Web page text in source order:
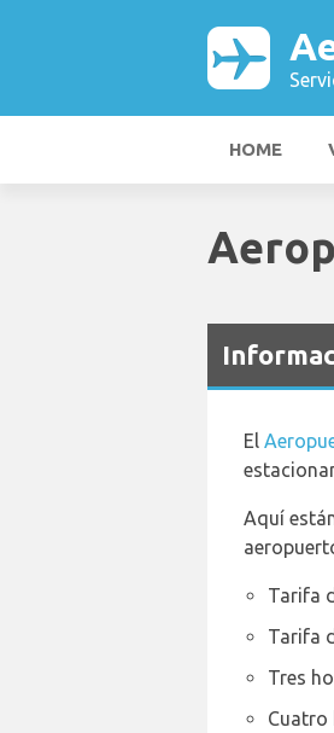
HOME
El
Aquí
Tarifa
Tarifa
Tres
Cuatro